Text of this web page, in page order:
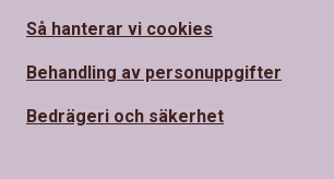
Så hanterar vi cookies
Behandling av personuppgifter
Bedrägeri och säkerhet